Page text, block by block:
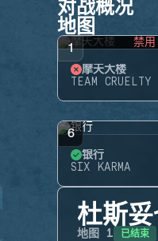
对战概况
地图
1 禁用
摩天大楼
TEAM CRUELTY
6
银行
SIX KARMA
杜斯
地图 1 已结束